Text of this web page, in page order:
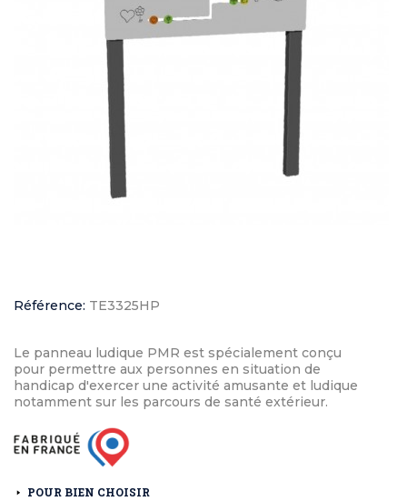
Référence: TE3325HP
Le panneau ludique PMR est spécialement conçu
pour permettre aux personnes en situation de
handicap d'exercer une activité amusante et ludique
notamment sur les parcours de santé extérieur.
POUR BIEN CHOISIR